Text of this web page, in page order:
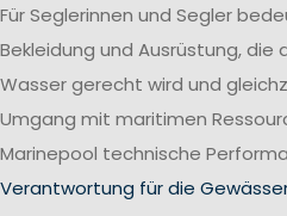
Für Seglerinnen und Segler
Bekleidung und Ausrüstung,
Wasser gerecht wird und
Umgang mit maritimen
Marinepool technische
Verantwortung für die